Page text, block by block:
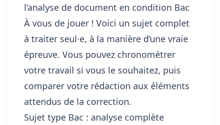
l’analyse de document en condition Bac
À vous de jouer ! Voici un sujet complet
à traiter seul·e, à la manière d’une vraie
épreuve. Vous pouvez chronométrer
votre travail si vous le souhaitez, puis
comparer votre rédaction aux éléments
attendus de la correction.
Sujet type Bac : analyse complète